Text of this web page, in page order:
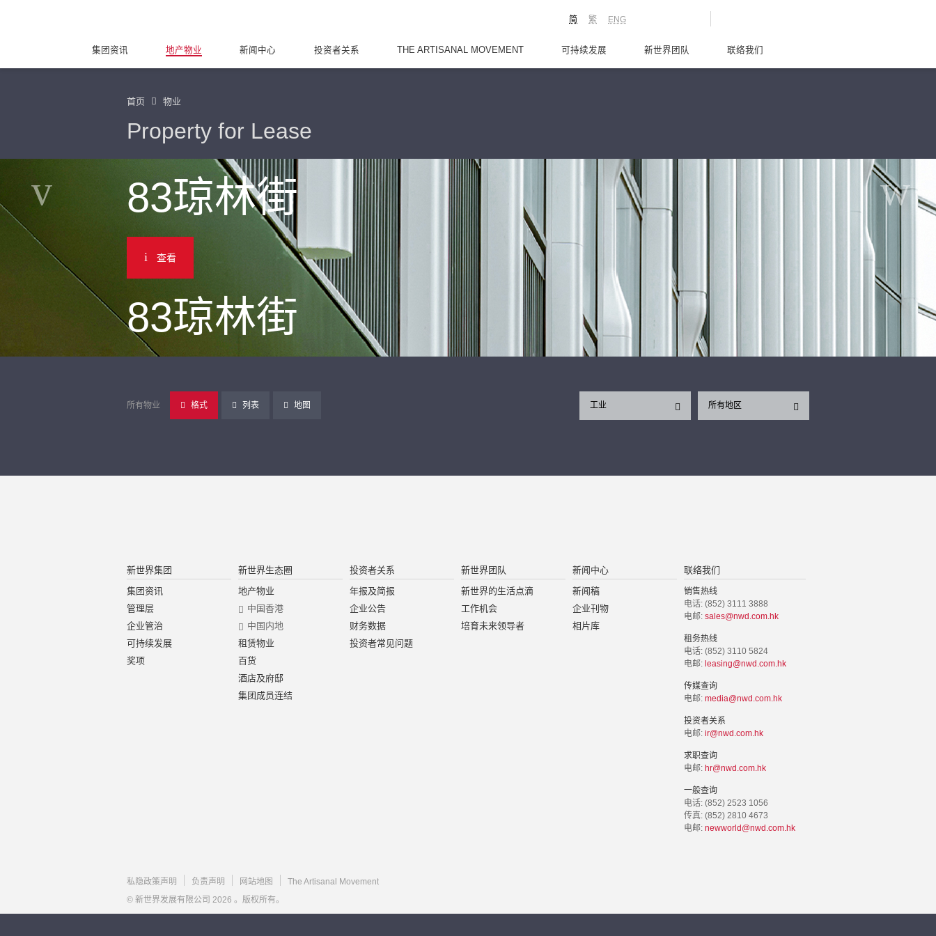
ENG
繁
简
集团资讯 地产物业 新闻中心 投资者关系 THE ARTISANAL MOVEMENT 可持续发展 新世界团队 联络我们
首页 物业
Property for Lease
83琼林街
查看
83琼林街
所有物业 格式 列表 地图 所有地区
工业
新世界集团
集团资讯
管理层
企业管治
可持续发展
奖项
新世界生态圈
地产物业
中国香港
中国内地
租赁物业
百货
酒店及府邸
集团成员连结
投资者关系
年报及简报
企业公告
财务数据
投资者常见问题
新世界团队
新世界的生活点滴
工作机会
培育未来领导者
新闻中心
新闻稿
企业刊物
相片库
联络我们
销售热线
电话: (852) 3111 3888
电邮: sales@nwd.com.hk
租务热线
电话: (852) 3110 5824
电邮: leasing@nwd.com.hk
传媒查询
电邮: media@nwd.com.hk
投资者关系
电邮: ir@nwd.com.hk
求职查询
电邮: hr@nwd.com.hk
一般查询
电话: (852) 2523 1056
传真: (852) 2810 4673
电邮: newworld@nwd.com.hk
私隐政策声明 负责声明 网站地图
The Artisanal Movement
© 新世界发展有限公司 2026 。版权所有。